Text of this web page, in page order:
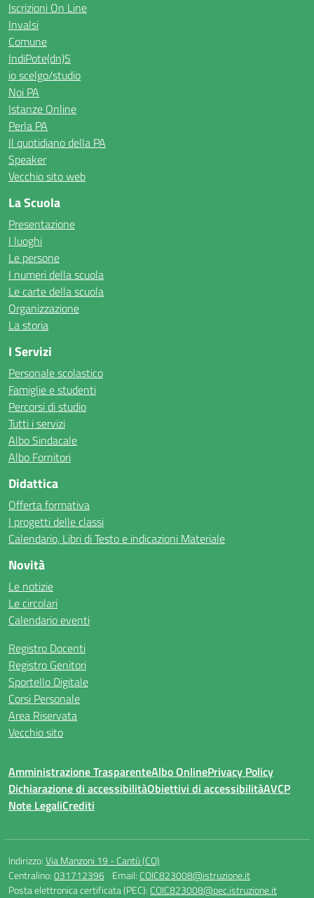
Iscrizioni On Line
Invalsi
Comune
IndiPote(dn)S
io scelgo/studio
Noi PA
Istanze Online
Perla PA
Il quotidiano della PA
Speaker
Vecchio sito web
La Scuola
Presentazione
I luoghi
Le persone
I numeri della scuola
Le carte della scuola
Organizzazione
La storia
I Servizi
Personale scolastico
Famiglie e studenti
Percorsi di studio
Tutti i servizi
Albo Sindacale
Albo Fornitori
Didattica
Offerta formativa
I progetti delle classi
Calendario, Libri di Testo e indicazioni Materiale
Novità
Le notizie
Le circolari
Calendario eventi
Registro Docenti
Registro Genitori
Sportello Digitale
Corsi Personale
Area Riservata
Vecchio sito
Amministrazione TrasparenteAlbo OnlinePrivacy Policy
Dichiarazione di accessibilitàObiettivi di accessibilitàAVCP
Note LegaliCrediti
Indirizzo:Via Manzoni 19 - Cantù (CO)
Centralino:031712396 Email: COIC823008@istruzione.it
Posta elettronica certificata (PEC): COIC823008@pec.istruzione.it